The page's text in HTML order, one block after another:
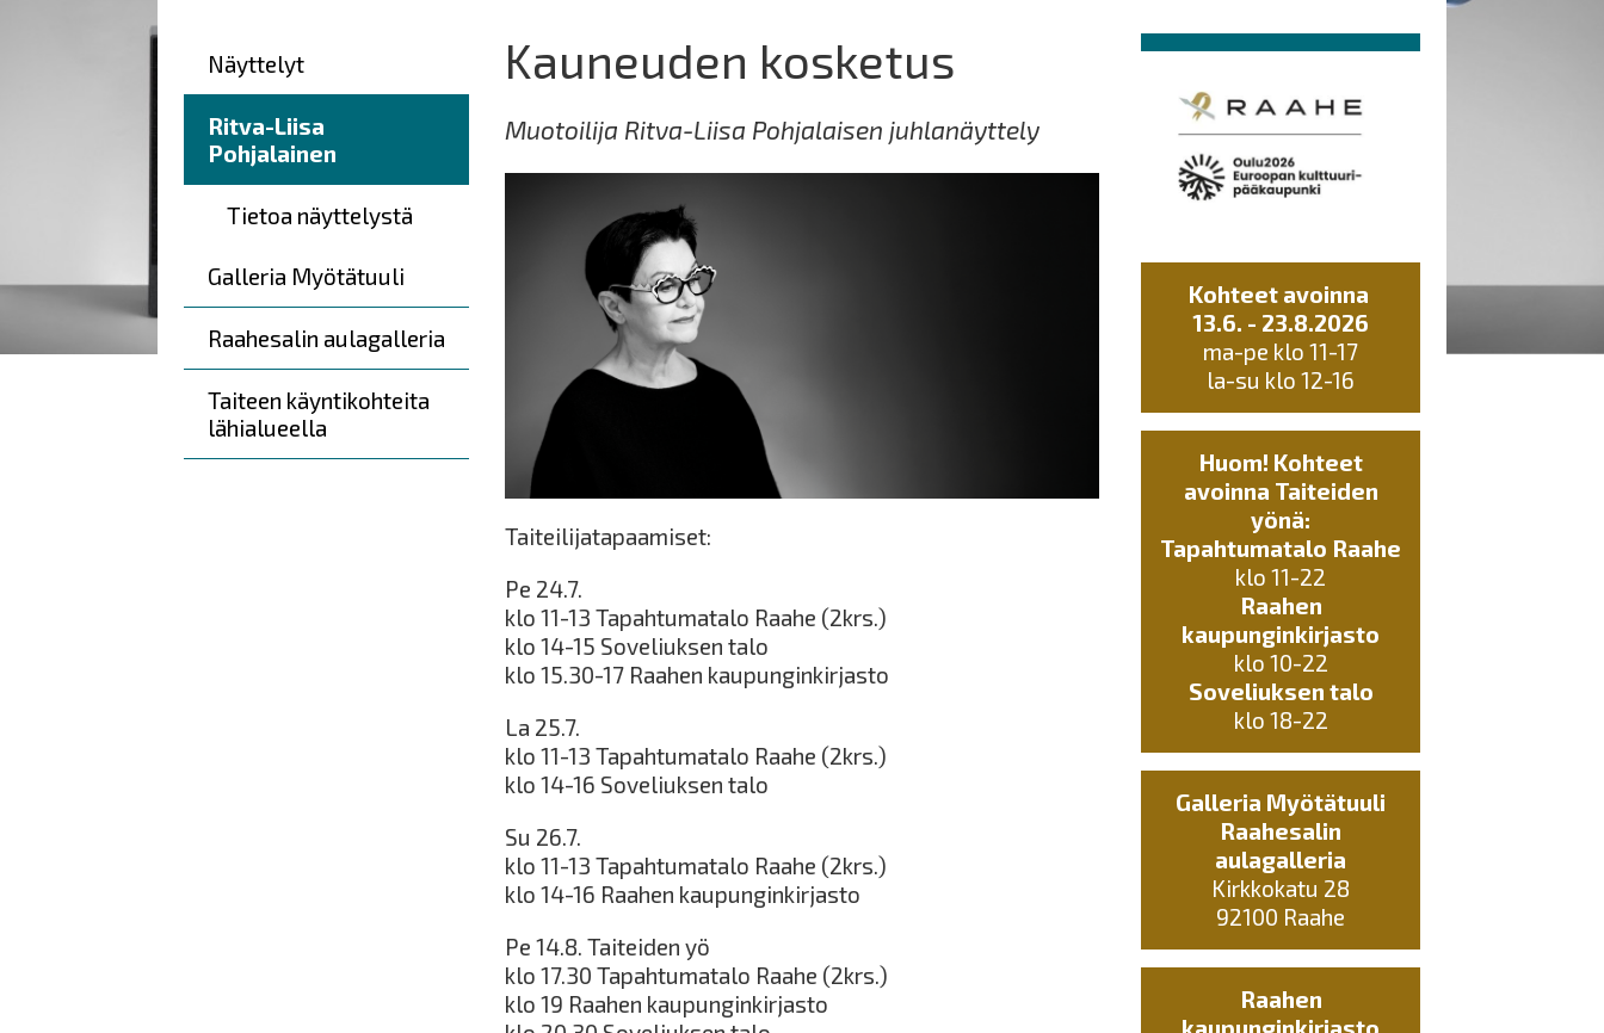
Päävalikko
Näyttelyt
Ritva-Liisa
Pohjalainen
Tietoa näyttelystä
Galleria Myötätuuli
Raahesalin aulagalleria
Taiteen käyntikohteita
lähialueella
Kauneuden kosketus
Muotoilija Ritva-Liisa Pohjalaisen juhlanäyttely
Taiteilijatapaamiset:
Pe 24.7.
klo 11-13 Tapahtumatalo Raahe (2krs.)
klo 14-15 Soveliuksen talo
klo 15.30-17 Raahen kaupunginkirjasto
La 25.7.
klo 11-13 Tapahtumatalo Raahe (2krs.)
klo 14-16 Soveliuksen talo
Su 26.7.
klo 11-13 Tapahtumatalo Raahe (2krs.)
klo 14-16 Raahen kaupunginkirjasto
Pe 14.8. Taiteiden yö
klo 17.30 Tapahtumatalo Raahe (2krs.)
klo 19 Raahen kaupunginkirjasto
Kohteet avoinna
13.6. - 23.8.2026
ma-pe klo 11-17
la-su klo 12-16
Huom! Kohteet
avoinna Taiteiden
yönä:
Tapahtumatalo Raahe
klo 11-22
Raahen
kaupunginkirjasto
klo 10-22
Soveliuksen talo
klo 18-22
Galleria Myötätuuli
Raahesalin
aulagalleria
Kirkkokatu 28
92100 Raahe
Raahen